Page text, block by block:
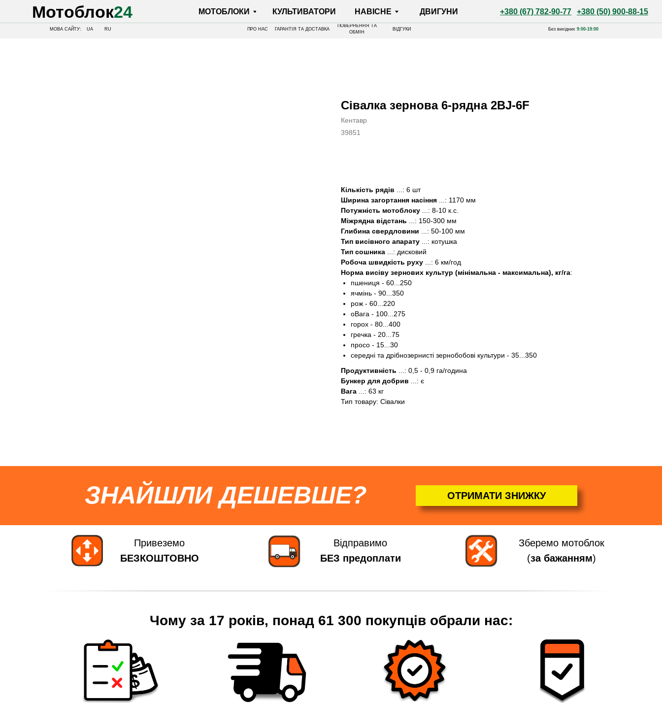
Мотоблок24 +380 (67) 782-90-77 +380 (50) 900-88-15
МОТОБЛОКИ КУЛЬТИВАТОРИ НАВІСНЕ ДВИГУНИ
МОВА САЙТУ:
ПОВЕРНЕННЯ ТА
ОБМІН
ВІДГУКИ
Сівалка зернова 6-рядна 2BJ-6F
Кентавр
39851
Кількість рядів ...: 6 шт
Ширина загортання насіння ...: 1170 мм
Потужність мотоблоку ...: 8-10 к.с.
Міжрядна відстань ...: 150-300 мм
Глибина свердловини ...: 50-100 мм
Тип висівного апарату ...: котушка
Тип сошника ...: дисковий
Робоча швидкість руху ...: 6 км/год
Норма висіву зернових культур (мінімальна - максимальна), кг/га:
пшениця - 60...250
ячмінь - 90...350
рож - 60...220
оВага - 100...275
горох - 80...400
гречка - 20...75
просо - 15...30
середні та дрібнозернисті зернобобові культури - 35...350
Продуктивність ...: 0,5 - 0,9 га/година
Бункер для добрив ...: є
Вага ...: 63 кг
Тип товару: Сівалки
ЗНАЙШЛИ ДЕШЕВШЕ? ОТРИМАТИ ЗНИЖКУ
Відправимо
БЕЗ предоплати
Привеземо
БЕЗКОШТОВНО
Зберемо мотоблок
(за бажанням)
Чому за 17 років, понад 61 300 покупців обрали нас: